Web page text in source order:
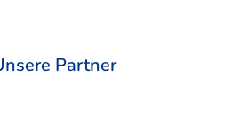
Partner